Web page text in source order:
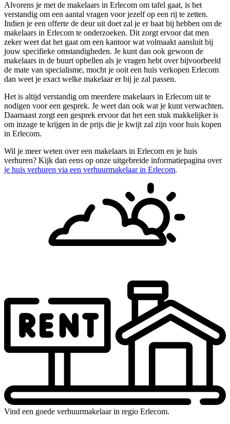
Alvorens je met de makelaars in Erlecom om tafel gaat, is het
verstandig om een aantal vragen voor jezelf op een rij te zetten.
Indien je een offerte de deur uit doet zal je er baat bij hebben om de
makelaars in Erlecom te onderzoeken. Dit zorgt ervoor dat men
zeker weet dat het gaat om een kantoor wat volmaakt aansluit bij
jouw specifieke omstandigheden. Je kunt dan ook gewoon de
makelaars in de buurt opbellen als je vragen hebt over bijvoorbeeld
de mate van specialisme, mocht je ooit een huis verkopen Erlecom
dan weet je exact welke makelaar er bij je zal passen.
Het is altijd verstandig om meerdere makelaars in Erlecom uit te
nodigen voor een gesprek. Je weet dan ook wat je kunt verwachten.
Daarnaast zorgt een gesprek ervoor dat het een stuk makkelijker is
om inzage te krijgen in de prijs die je kwijt zal zijn voor huis kopen
in Erlecom.
Wil je meer weten over een makelaars in Erlecom en je huis
verhuren? Kijk dan eens op onze uitgebreide informatiepagina over
je huis verhuren via een verhuurmakelaar in Erlecom.
Vind een goede verhuurmakelaar in regio Erlecom.